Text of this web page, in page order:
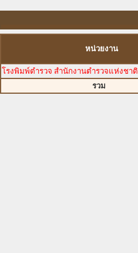
หน่วยงาน
โรงพิมพ์ตำรวจ สำนักงานตำรวจแห่งชาติ
รวม